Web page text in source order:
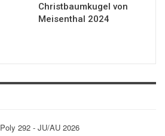
Christbaumkugel von
Meisenthal 2024
Poly 292 - JU/AU 2026